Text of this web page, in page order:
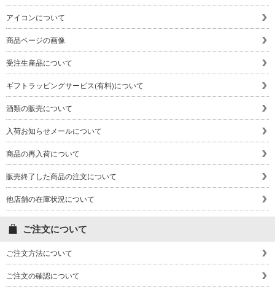
アイコンについて
商品ページの画像
受注生産品について
ギフトラッピングサービス(有料)について
酒類の販売について
入荷お知らせメールについて
商品の再入荷について
販売終了した商品の注文について
他店舗の在庫状況について
ご注文について
ご注文方法について
ご注文の確認について